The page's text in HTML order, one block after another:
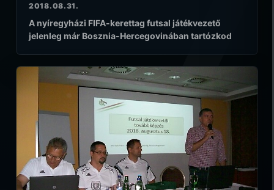
2018.08.31.
A nyíregyházi FIFA-kerettag futsal játékvezető
jelenleg már Bosznia-Hercegovinában tartózkod